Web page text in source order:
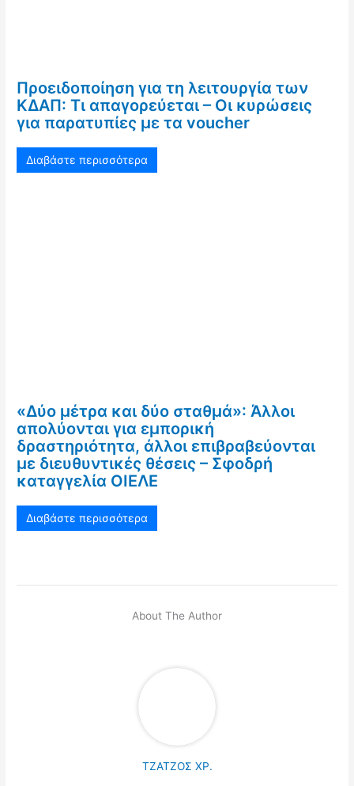
Προειδοποίηση για τη λειτουργία των
ΚΔΑΠ: Τι απαγορεύεται – Οι κυρώσεις
για παρατυπίες με τα voucher
Διαβάστε περισσότερα
«Δύο μέτρα και δύο σταθμά»: Άλλοι
απολύονται για εμπορική
δραστηριότητα, άλλοι επιβραβεύονται
με διευθυντικές θέσεις – Σφοδρή
καταγγελία ΟΙΕΛΕ
Διαβάστε περισσότερα
About The Author
ΤΖΑΤΖΟΣ ΧΡ.